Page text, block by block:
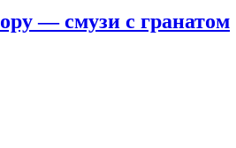
— смузи с гранатом